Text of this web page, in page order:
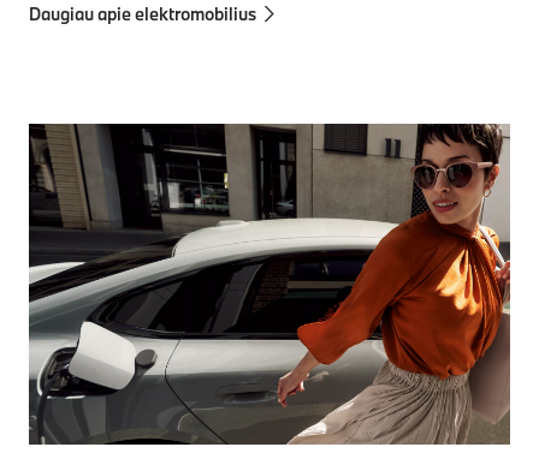
Daugiau apie elektromobilius